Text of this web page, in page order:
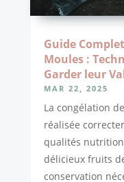
Guide
Moules :
Garder leur
MAR 22, 2025
La congélation
réalisée
qualités
délicieux fruits
conservation